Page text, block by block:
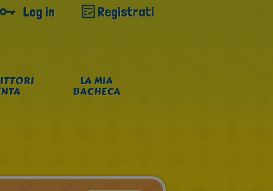
Log in Registrati
LA MIA
BACHECA